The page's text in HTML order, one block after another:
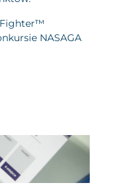
Fighter™
NASAGA